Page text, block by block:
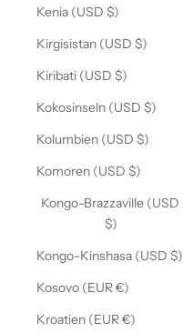
Kenia (USD $)
Kirgisistan (USD $)
Kiribati (USD $)
Kokosinseln (USD $)
Kolumbien (USD $)
Komoren (USD $)
Kongo-Brazzaville (USD
$)
Kongo-Kinshasa (USD $)
Kosovo (EUR €)
Kroatien (EUR €)